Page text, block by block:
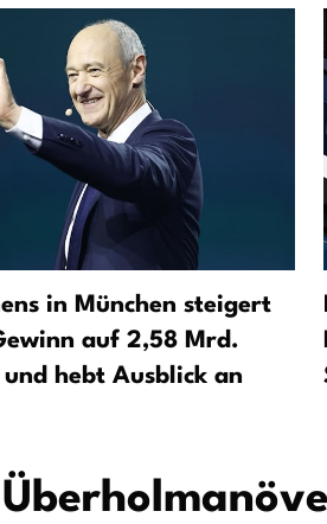
in München steigert
auf 2,58 Mrd.
und hebt Ausblick an